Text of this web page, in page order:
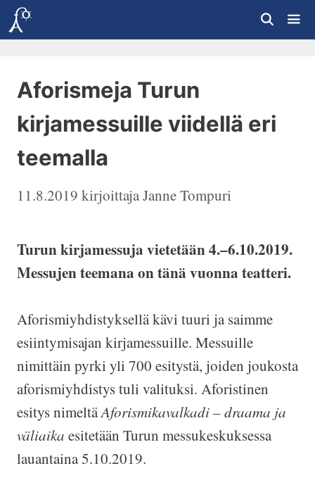
Siirry
sisältöön
Aforismeja Turun
kirjamessuille viidellä eri
teemalla
11.8.2019 kirjoittajaJanne Tompuri
Turun kirjamessuja vietetään 4.–6.10.2019.
Messujen teemana on tänä vuonna teatteri.
Aforismiyhdistyksellä kävi tuuri ja saimme
esiintymisajan kirjamessuille. Messuille
nimittäin pyrki yli 700 esitystä, joiden joukosta
aforismiyhdistys tuli valituksi. Aforistinen
esitys nimeltäAforismikavalkadi – draama ja
väliaika esitetään Turun messukeskuksessa
lauantaina 5.10.2019.